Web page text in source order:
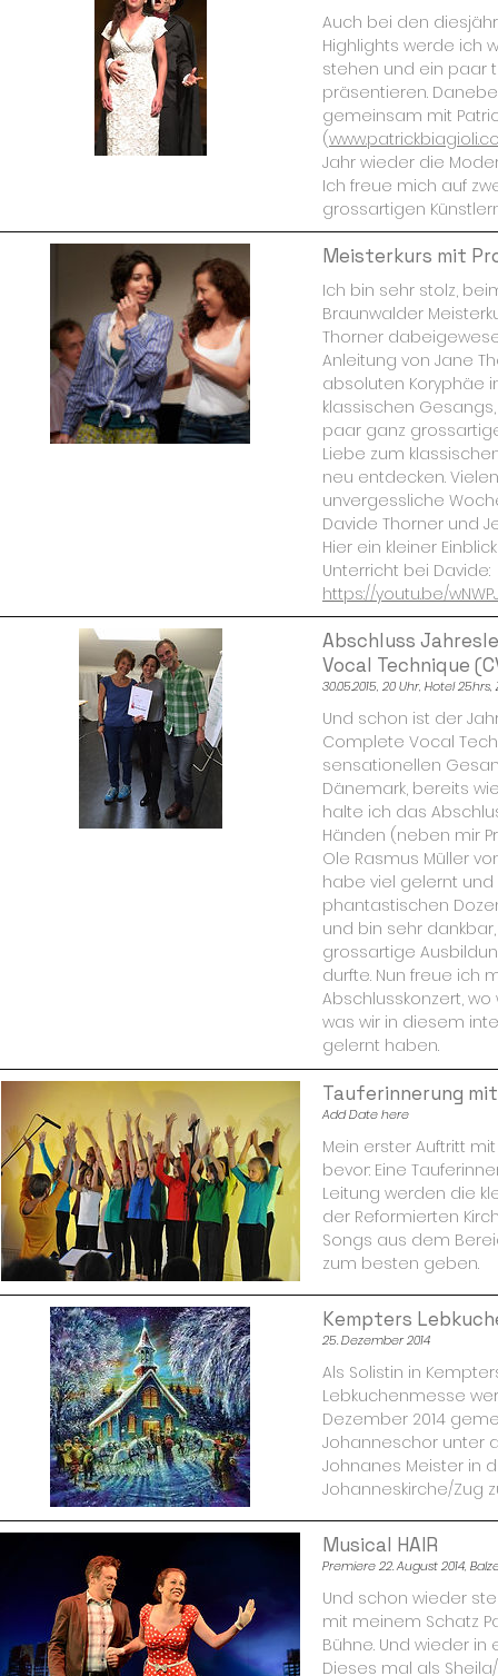
Auch bei den
Highlights werde ich
stehen und ein paar
präsentieren.
gemeinsam mit
(
Jahr wieder die
Ich freue mich auf
grossartigen
Meisterkurs mit
Ich bin sehr stolz,
Braunwalder
Thorner
Anleitung von Jane
absoluten Koryphäe
klassischen
paar ganz
Liebe zum
neu entdecken.
unvergessliche
Davide Thorner und
Hier ein kleiner
Unterricht bei Davide:
https://youtu.be/
Abschluss
Vocal Technique
30.05.2015, 20 Uhr, Hotel
Und schon ist der
Complete Vocal
sensationellen
Dänemark, bereits
halte ich das
Händen (neben mir
Ole Rasmus Müller
habe viel gelernt
phantastischen
und bin sehr
grossartige
durfte. Nun freue ich
Abschlusskonzert,
was wir in diesem
gelernt haben.
Tauferinnerung
Add Date here
Mein erster Auftritt
bevor: Eine
Leitung werden die
der Reformierten
Songs aus dem
zum besten geben.
Kempters
25. Dezember 2014
Als Solistin in
Lebkuchenmesse
Dezember 2014
Johanneschor unter
Johnanes Meister in
Johanneskirche/Zug
Musical HAIR
Premiere 22. August 2014,
Und schon wieder
mit meinem Schatz
Bühne. Und wieder in
Dieses mal als